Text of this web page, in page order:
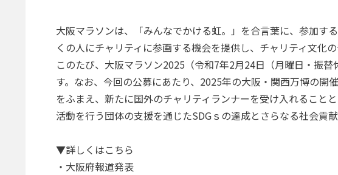
大阪マラソンは、「みんなでかける虹。」を合言葉に、参加す
くの人にチャリティに参画する機会を提供し、チャリティ文化の
このたび、大阪マラソン2025（令和7年2月24日（月曜日・振
す。なお、今回の公募にあたり、2025年の大阪・関西万博の
をふまえ、新たに国外のチャリティランナーを受け入れること
活動を行う団体の支援を通じたSDGｓの達成とさらなる社会貢献
▼詳しくはこちら
・大阪府報道発表